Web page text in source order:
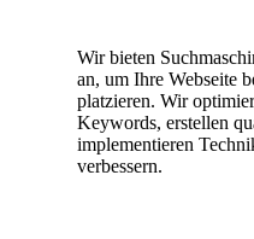
Wir bieten
an, um Ihre Webseite
platzieren. Wir
Keywords, erstellen
implementieren
verbessern.